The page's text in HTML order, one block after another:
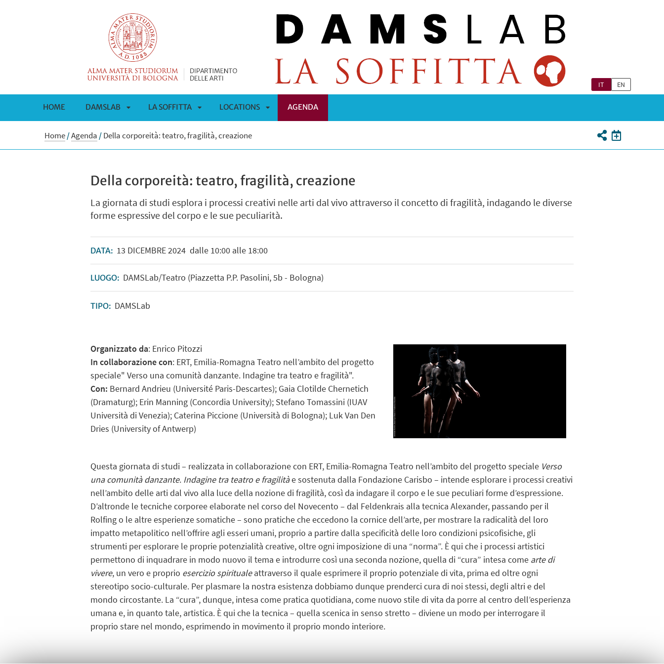
IT EN
HOME DAMSLAB
APRI
LA SOFFITTA
APRI
LOCATIONS AGENDA
Home/Agenda /Della corporeità: teatro, fragilità, creazione
Della corporeità: teatro, fragilità, creazione
La giornata di studi esplora i processi creativi nelle arti dal vivo attraverso il concetto di fragilità, indagando le diverse
forme espressive del corpo e le sue peculiarità.
DATA: 13 DICEMBRE2024dalle 10:00 alle 18:00
LUOGO: DAMSLab/Teatro (Piazzetta P.P. Pasolini, 5b - Bologna)
TIPO: DAMSLab
Organizzato da: Enrico Pitozzi
In collaborazione con: ERT, Emilia-Romagna Teatro nell’ambito del progetto
speciale" Verso una comunità danzante. Indagine tra teatro e fragilità".
Con: Bernard Andrieu (Université Paris-Descartes); Gaia Clotilde Chernetich
(Dramaturg); Erin Manning (Concordia University); Stefano Tomassini (IUAV
Università di Venezia); Caterina Piccione (Università di Bologna); Luk Van Den
Dries (University of Antwerp)
Questa giornata di studi – realizzata in collaborazione con ERT, Emilia-Romagna Teatro nell’ambito del progetto speciale Verso
una comunità danzante. Indagine tra teatro e fragilitàe sostenuta dalla Fondazione Carisbo – intende esplorare i processi creativi
nell’ambito delle arti dal vivo alla luce della nozione di fragilità, così da indagare il corpo e le sue peculiari forme d’espressione.
D’altronde le tecniche corporee elaborate nel corso del Novecento – dal Feldenkrais alla tecnica Alexander, passando per il
Rolfing o le altre esperienze somatiche – sono pratiche che eccedono la cornice dell’arte, per mostrare la radicalità del loro
impatto metapolitico nell’offrire agli esseri umani, proprio a partire dalla specificità delle loro condizioni psicofisiche, gli
strumenti per esplorare le proprie potenzialità creative, oltre ogni imposizione di una “norma”. È qui che i processi artistici
permettono di inquadrare in modo nuovo il tema e introdurre così una seconda nozione, quella di “cura” intesa come arte di
vivere, un vero e proprio esercizio spiritualeattraverso il quale esprimere il proprio potenziale di vita, prima ed oltre ogni
stereotipo socio-culturale. Per plasmare la nostra esistenza dobbiamo dunque prenderci cura di noi stessi, degli altri e del
mondo circostante. La “cura”, dunque, intesa come pratica quotidiana, come nuovo stile di vita da porre al centro dell’esperienza
umana e, in quanto tale, artistica. È qui che la tecnica – quella scenica in senso stretto – diviene un modo per interrogare il
proprio stare nel mondo, esprimendo in movimento il proprio mondo interiore.